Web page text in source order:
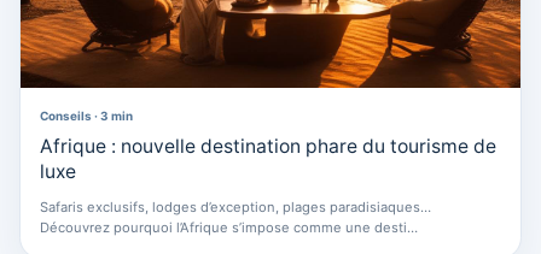
Conseils · 3 min
Afrique : nouvelle destination phare du tourisme de
luxe
Safaris exclusifs, lodges d’exception, plages paradisiaques…
Découvrez pourquoi l’Afrique s’impose comme une desti…